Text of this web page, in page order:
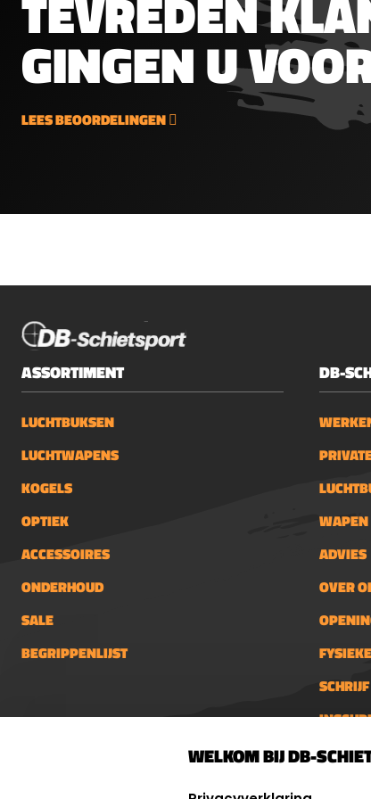
(.177")0.69g10.65gr400 stuks
per blik
GINGEN U
LEES BEOORDELINGEN
ASSORTIMENT
LUCHTBUKSEN
LUCHTWAPENS
KOGELS
OPTIEK
ACCESSOIRES
ONDERHOUD
SALE
BEGRIPPENLIJST
DB-
ADVIES
OVER
WELKOM BIJ DB-
SELECT LANGUAGE